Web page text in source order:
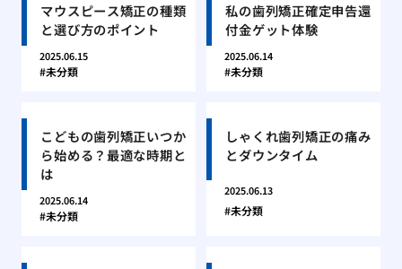
マウスピース矯正の種類
と選び方のポイント
2025.06.15
未分類
私の歯列矯正確定申告還
付金ゲット体験
2025.06.14
未分類
こどもの歯列矯正いつか
ら始める？最適な時期と
は
2025.06.14
未分類
しゃくれ歯列矯正の痛み
とダウンタイム
2025.06.13
未分類